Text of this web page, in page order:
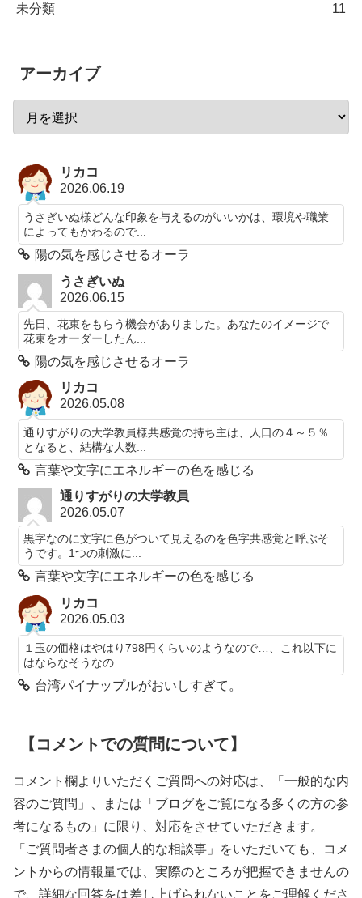
未分類 11
アーカイブ
リカコ
2026.06.19
うさぎいぬ様どんな印象を与えるのがいいかは、環境や職業
によってもかわるので...
陽の気を感じさせるオーラ
うさぎいぬ
2026.06.15
先日、花束をもらう機会がありました。あなたのイメージで
花束をオーダーしたん...
陽の気を感じさせるオーラ
リカコ
2026.05.08
通りすがりの大学教員様共感覚の持ち主は、人口の４～５％
となると、結構な人数...
言葉や文字にエネルギーの色を感じる
通りすがりの大学教員
2026.05.07
黒字なのに文字に色がついて見えるのを色字共感覚と呼ぶそ
うです。1つの刺激に...
言葉や文字にエネルギーの色を感じる
リカコ
2026.05.03
１玉の価格はやはり798円くらいのようなので…、これ以下に
はならなそうなの...
台湾パイナップルがおいしすぎて。
【コメントでの質問について】
コメント欄よりいただくご質問への対応は、「一般的な内
容のご質問」、または「ブログをご覧になる多くの方の参
考になるもの」に限り、対応をさせていただきます。
「ご質問者さまの個人的な相談事」をいただいても、コメ
ントからの情報量では、実際のところが把握できませんの
で、詳細な回答をは差し上げられないことをご理解くださ